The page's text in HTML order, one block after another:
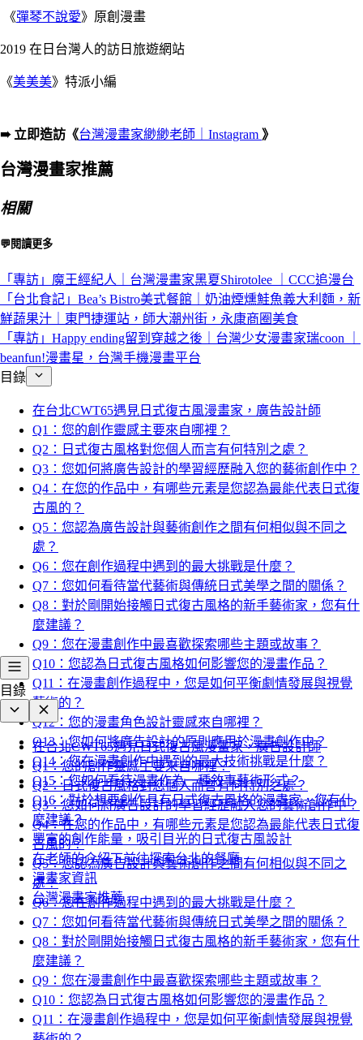
《彈琴不說愛》原創漫畫
2019 在日台灣人的訪日旅遊網站
《美美美》特派小編
➠ 立即造訪《台灣漫畫家緲緲老師｜Instagram 》
台灣漫畫家推薦
相關
💬閱讀更多
「專訪」魔王經紀人｜台灣漫畫家黑夏Shirotolee ｜CCC追漫台
「台北食記」Bea’s Bistro美式餐館｜奶油煙燻鮭魚義大利麵，新
鮮蔬果汁｜東門捷運站，師大潮州街，永康商圈美食
「專訪」Happy ending留到穿越之後｜台灣少女漫畫家瑞coon ｜
beanfun!漫畫星，台灣手機漫畫平台
目錄
在台北CWT65遇見日式復古風漫畫家，廣告設計師
Q1：您的創作靈感主要來自哪裡？
Q2：日式復古風格對您個人而言有何特別之處？
Q3：您如何將廣告設計的學習經歷融入您的藝術創作中？
Q4：在您的作品中，有哪些元素是您認為最能代表日式復
古風的？
Q5：您認為廣告設計與藝術創作之間有何相似與不同之
處？
Q6：您在創作過程中遇到的最大挑戰是什麼？
Q7：您如何看待當代藝術與傳統日式美學之間的關係？
Q8：對於剛開始接觸日式復古風格的新手藝術家，您有什
麼建議？
Q9：您在漫畫創作中最喜歡探索哪些主題或故事？
Q10：您認為日式復古風格如何影響您的漫畫作品？
Q11：在漫畫創作過程中，您是如何平衡劇情發展與視覺
藝術的？
Q12：您的漫畫角色設計靈感來自哪裡？
Q13：您如何將廣告設計的原則應用於漫畫創作中？
Q14：您在漫畫創作中遇到的最大技術挑戰是什麼？
Q15：您如何看待漫畫作為一種敘事藝術形式？
Q16：對於想要創作具有日式復古風格的漫畫家，您有什
麼建議？
豐富的創作能量，吸引目光的日式復古風設計
在老師的介紹下前往探索台北的餐廳
漫畫家資訊
台灣漫畫家推薦
目錄
在台北CWT65遇見日式復古風漫畫家，廣告設計師
Q1：您的創作靈感主要來自哪裡？
Q2：日式復古風格對您個人而言有何特別之處？
Q3：您如何將廣告設計的學習經歷融入您的藝術創作中？
Q4：在您的作品中，有哪些元素是您認為最能代表日式復
古風的？
Q5：您認為廣告設計與藝術創作之間有何相似與不同之
處？
Q6：您在創作過程中遇到的最大挑戰是什麼？
Q7：您如何看待當代藝術與傳統日式美學之間的關係？
Q8：對於剛開始接觸日式復古風格的新手藝術家，您有什
麼建議？
Q9：您在漫畫創作中最喜歡探索哪些主題或故事？
Q10：您認為日式復古風格如何影響您的漫畫作品？
Q11：在漫畫創作過程中，您是如何平衡劇情發展與視覺